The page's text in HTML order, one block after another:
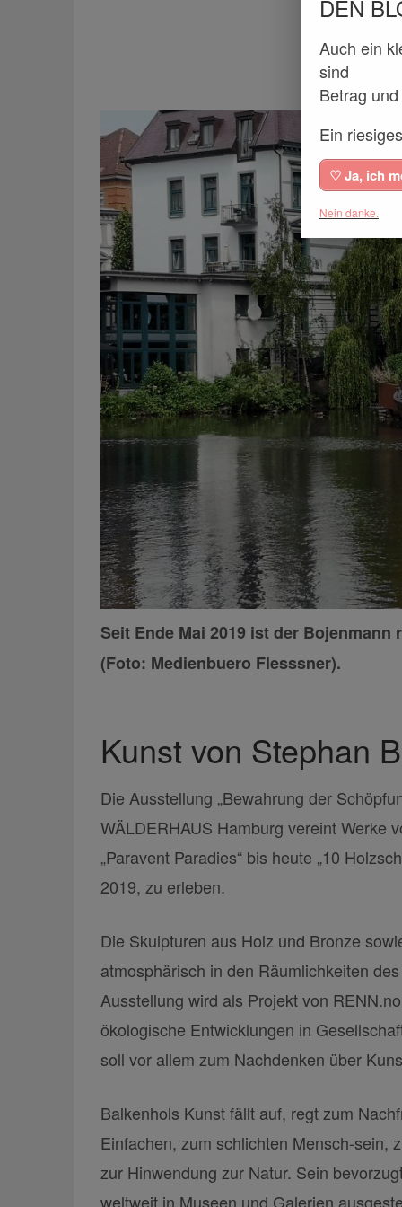
Seit Ende Mai 2019 ist der
(Foto: Medienbuero Flesssner).
Kunst von Stephan
Die Ausstellung „Bewahrung der
WÄLDERHAUS Hamburg vereint Werke
„Paravent Paradies“ bis heute „10
2019, zu erleben.
Die Skulpturen aus Holz und Bronze
atmosphärisch in den Räumlichkeiten
Ausstellung wird als Projekt von
ökologische Entwicklungen in
soll vor allem zum Nachdenken über
Balkenhols Kunst fällt auf, regt zum
Einfachen, zum schlichten Mensch-sein,
zur Hinwendung zur Natur. Sein
weltweit in Museen und Galerien
DEN
Auch ein
sind
Betrag
Ein
♡ Ja, ich
Nein danke.